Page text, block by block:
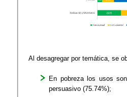
Al desagregar por temática, se
En pobreza los usos
persuasivo (75.74%);